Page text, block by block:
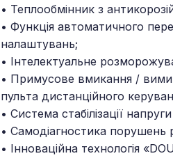
• Теплообмінник з
• Функція автоматичного
налаштувань;
• Інтелектуальне
• Примусове вмикання /
пульта дистанційного
• Система стабілізації
• Самодіагностика порушень
• Інноваційна технологія